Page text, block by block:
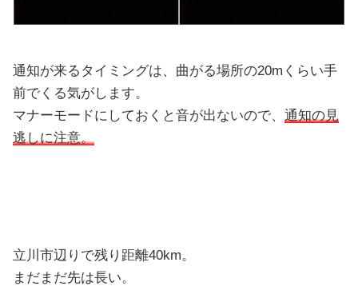
通知が来るタイミングは、曲がる場所の20mくらい手
前でくる気がします。
マナーモードにしておくと音が出ないので、 通知の見
逃しに注意。
立川市辺りで残り距離40km。
まだまだ先は長い。